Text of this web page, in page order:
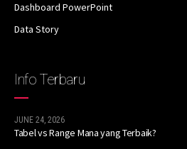
Dashboard PowerPoint
Data Story
Info Terbaru
JUNE 24, 2026
Tabel vs Range Mana yang Terbaik?